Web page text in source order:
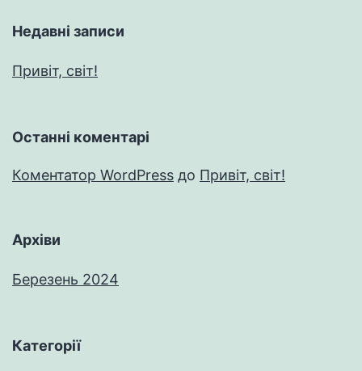
Недавні записи
Привіт, світ!
Останні коментарі
Коментатор WordPress до Привіт, світ!
Архіви
Березень 2024
Категорії